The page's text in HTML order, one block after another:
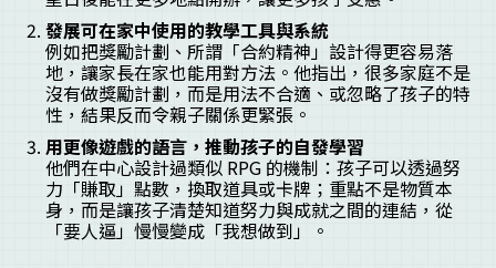
發展可在家中使用的教學工具與系統
例如把獎勵計劃、所謂「合約精神」設計得更容易落
地，讓家長在家也能用對方法。他指出，很多家庭不是
沒有做獎勵計劃，而是用法不合適、或忽略了孩子的特
性，結果反而令親子關係更緊張。
用更像遊戲的語言，推動孩子的自發學習
他們在中心設計過類似 RPG 的機制：孩子可以透過努
力「賺取」點數，換取道具或卡牌；重點不是物質本
身，而是讓孩子清楚知道努力與成就之間的連結，從
「要人逼」慢慢變成「我想做到」。